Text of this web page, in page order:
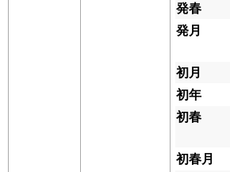
発春
発月
初月
初年
初春
初春月